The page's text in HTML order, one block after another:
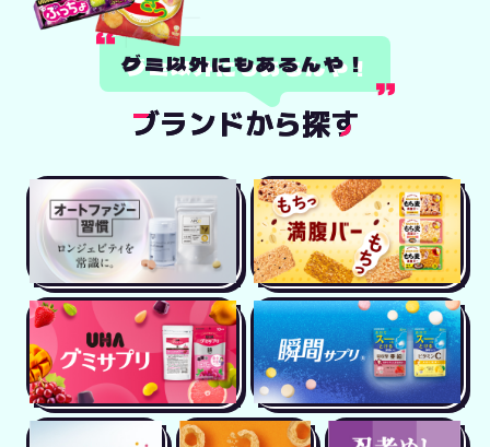
グミ以外にもあるんや！
ブランドから探す
ブランドから探す